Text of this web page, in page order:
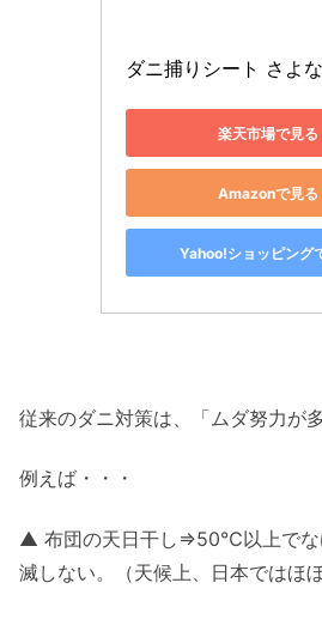
ダニ捕りシート さよ
楽天市場で見る
Amazonで見る
Yahoo!ショッピング
従来のダニ対策は、「ムダ努力が
例えば・・・
▲ 布団の天日干し⇒50℃以上でな
滅しない。（天候上、日本ではほぼ